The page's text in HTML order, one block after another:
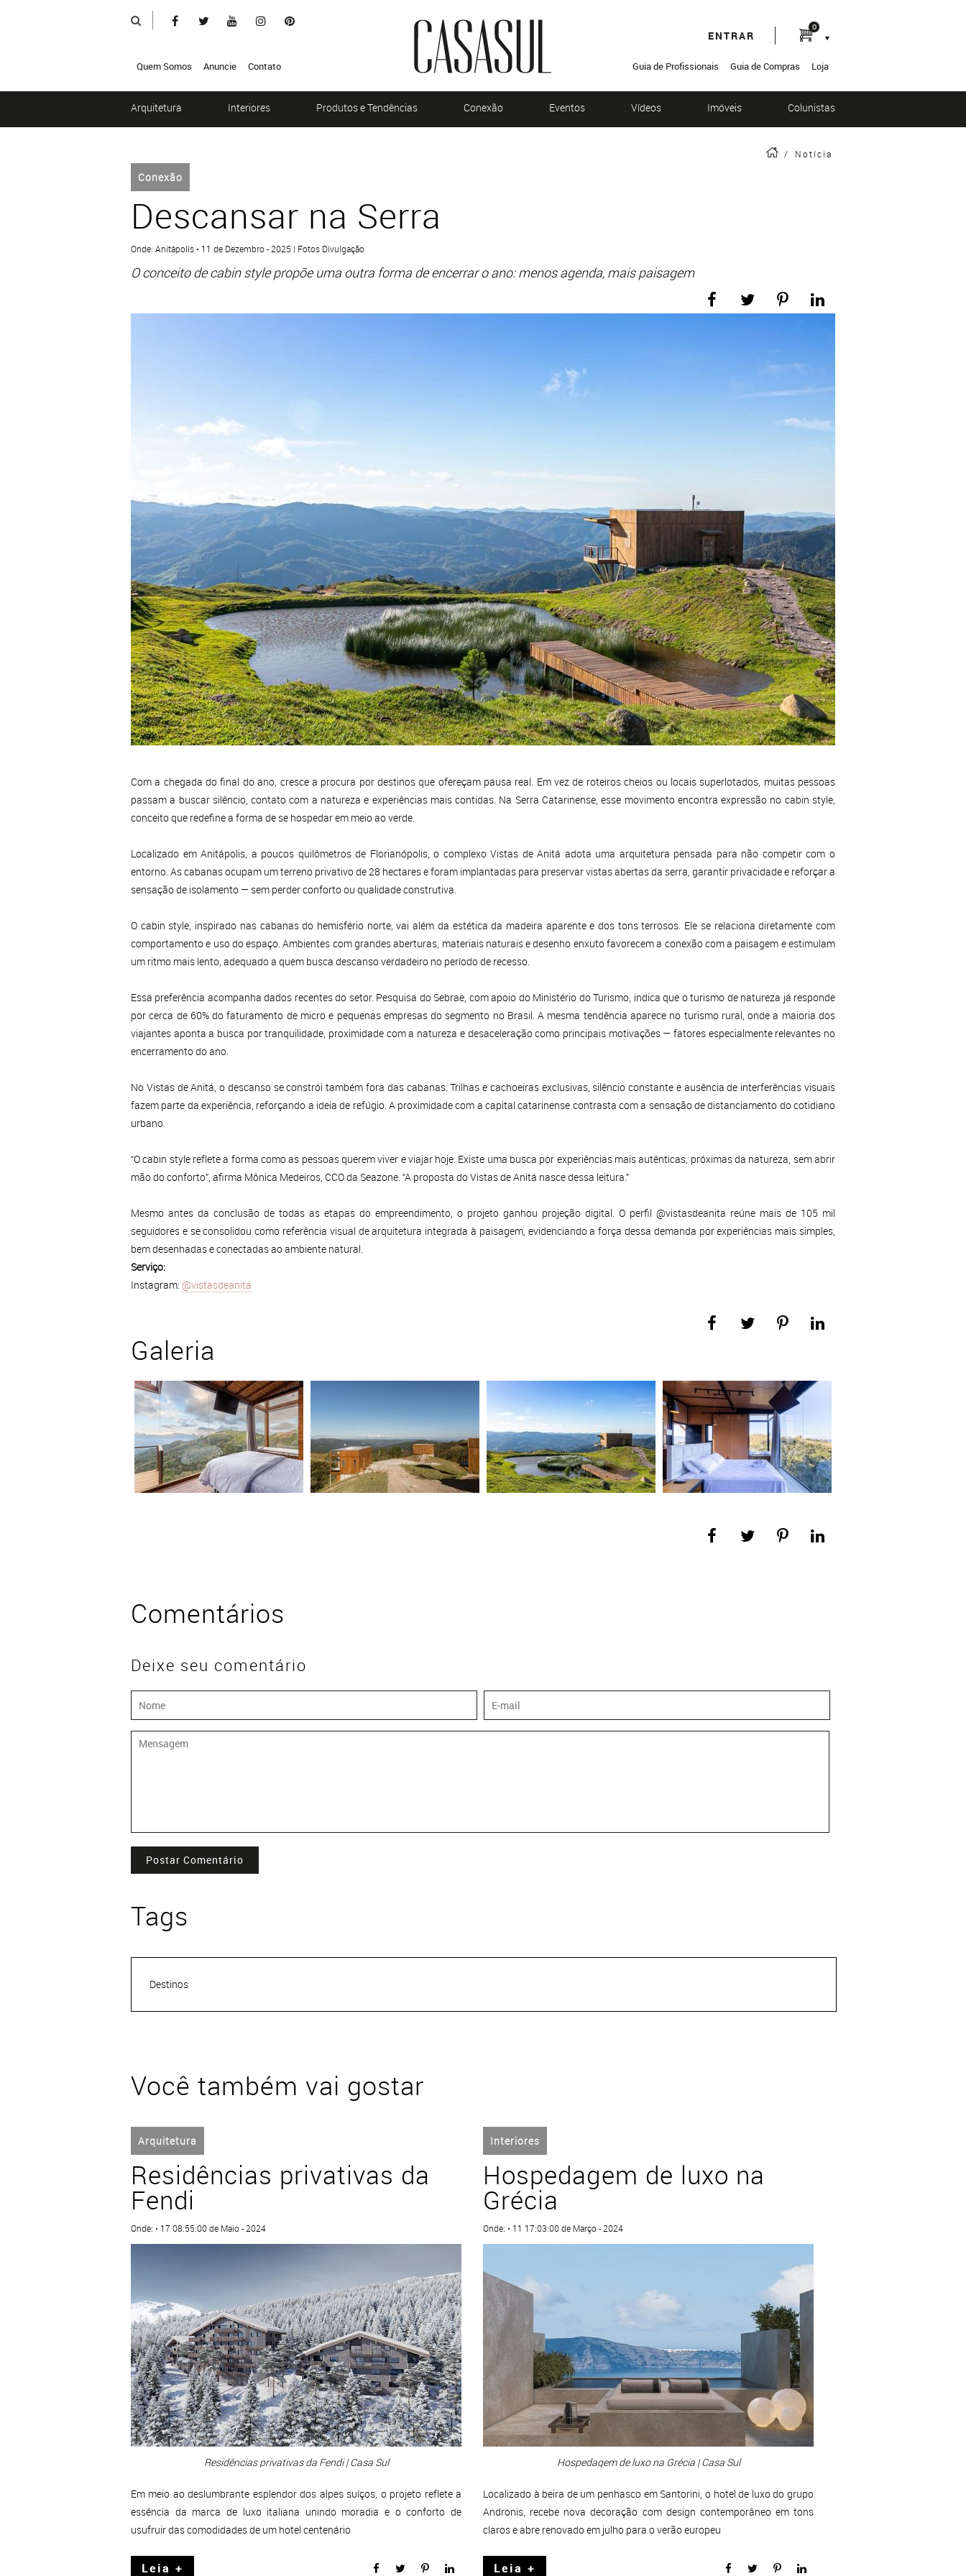
0
ENTRAR
Quem Somos Anuncie Contato Guia de Profissionais Guia de Compras Loja
Arquitetura Interiores Produtos e Tendências Conexão Eventos Vídeos Imóveis Colunistas
/ Notícia
Conexão
Descansar na Serra
Onde: Anitápolis • 11 de Dezembro - 2025 | Fotos Divulgação
Oconceito decabin stylepropõe uma outra forma de encerrar o ano: menos agenda, mais paisagem
Com a chegada do final do ano, cresce a procura por destinos que ofereçam pausa real. Em vez de roteiros cheios ou locais superlotados, muitas pessoas
passam a buscar silêncio, contato com a natureza e experiências mais contidas. Na Serra Catarinense, esse movimento encontra expressão no cabin style,
conceito que redefine a forma de se hospedar em meio ao verde.
Localizado em Anitápolis, a poucos quilômetros de Florianópolis, o complexo Vistas de Anitá adota uma arquitetura pensada para não competir com o
entorno. As cabanas ocupam um terreno privativo de 28 hectares e foram implantadas para preservar vistas abertas da serra, garantir privacidade e reforçar a
sensação de isolamento — sem perder conforto ou qualidade construtiva.
O cabin style, inspirado nas cabanas do hemisfério norte, vai além da estética da madeira aparente e dos tons terrosos. Ele se relaciona diretamente com
comportamento e uso do espaço. Ambientes com grandes aberturas, materiais naturais e desenho enxuto favorecem a conexão com a paisagem e estimulam
um ritmo mais lento, adequado a quem busca descanso verdadeiro no período de recesso.
Essa preferência acompanha dados recentes do setor. Pesquisa do Sebrae, com apoio do Ministério do Turismo, indica que o turismo de natureza já responde
por cerca de 60% do faturamento de micro e pequenas empresas do segmento no Brasil. A mesma tendência aparece no turismo rural, onde a maioria dos
viajantes aponta a busca por tranquilidade, proximidade com a natureza e desaceleração como principais motivações — fatores especialmente relevantes no
encerramento do ano.
No Vistas de Anitá, o descanso se constrói também fora das cabanas. Trilhas e cachoeiras exclusivas, silêncio constante e ausência de interferências visuais
fazem parte da experiência, reforçando a ideia de refúgio. A proximidade com a capital catarinense contrasta com a sensação de distanciamento do cotidiano
urbano.
“O cabin style reflete a forma como as pessoas querem viver e viajar hoje. Existe uma busca por experiências mais autênticas, próximas da natureza, sem abrir
mão do conforto”, afirma Mônica Medeiros, CCO da Seazone. “A proposta do Vistas de Anitá nasce dessa leitura.”
Mesmo antes da conclusão de todas as etapas do empreendimento, o projeto ganhou projeção digital. O perfil @vistasdeanita reúne mais de 105 mil
seguidores e se consolidou como referência visual de arquitetura integrada à paisagem, evidenciando a força dessa demanda por experiências mais simples,
bem desenhadas e conectadas ao ambiente natural.
Serviço:
Instagram: @vistasdeanita
Galeria
Comentários
Deixe seu comentário
Postar Comentário
Tags
Destinos
Você também vai gostar
Arquitetura
Residências privativas da
Fendi
Onde: • 17 08:55:00 de Maio - 2024
Residências privativas da Fendi | Casa Sul
Em meio ao deslumbrante esplendor dos alpes suíços, o projeto reflete a
essência da marca de luxo italiana unindo moradia e o conforto de
usufruir das comodidades de um hotel centenário
Leia +
Interiores
Hospedagem de luxo na
Grécia
Onde: • 11 17:03:00 de Março - 2024
Hospedagem de luxo na Grécia | Casa Sul
Localizado à beira de um penhasco em Santorini, o hotel de luxo do grupo
Andronis, recebe nova decoração com design contemporâneo em tons
claros e abre renovado em julho para o verão europeu
Leia +